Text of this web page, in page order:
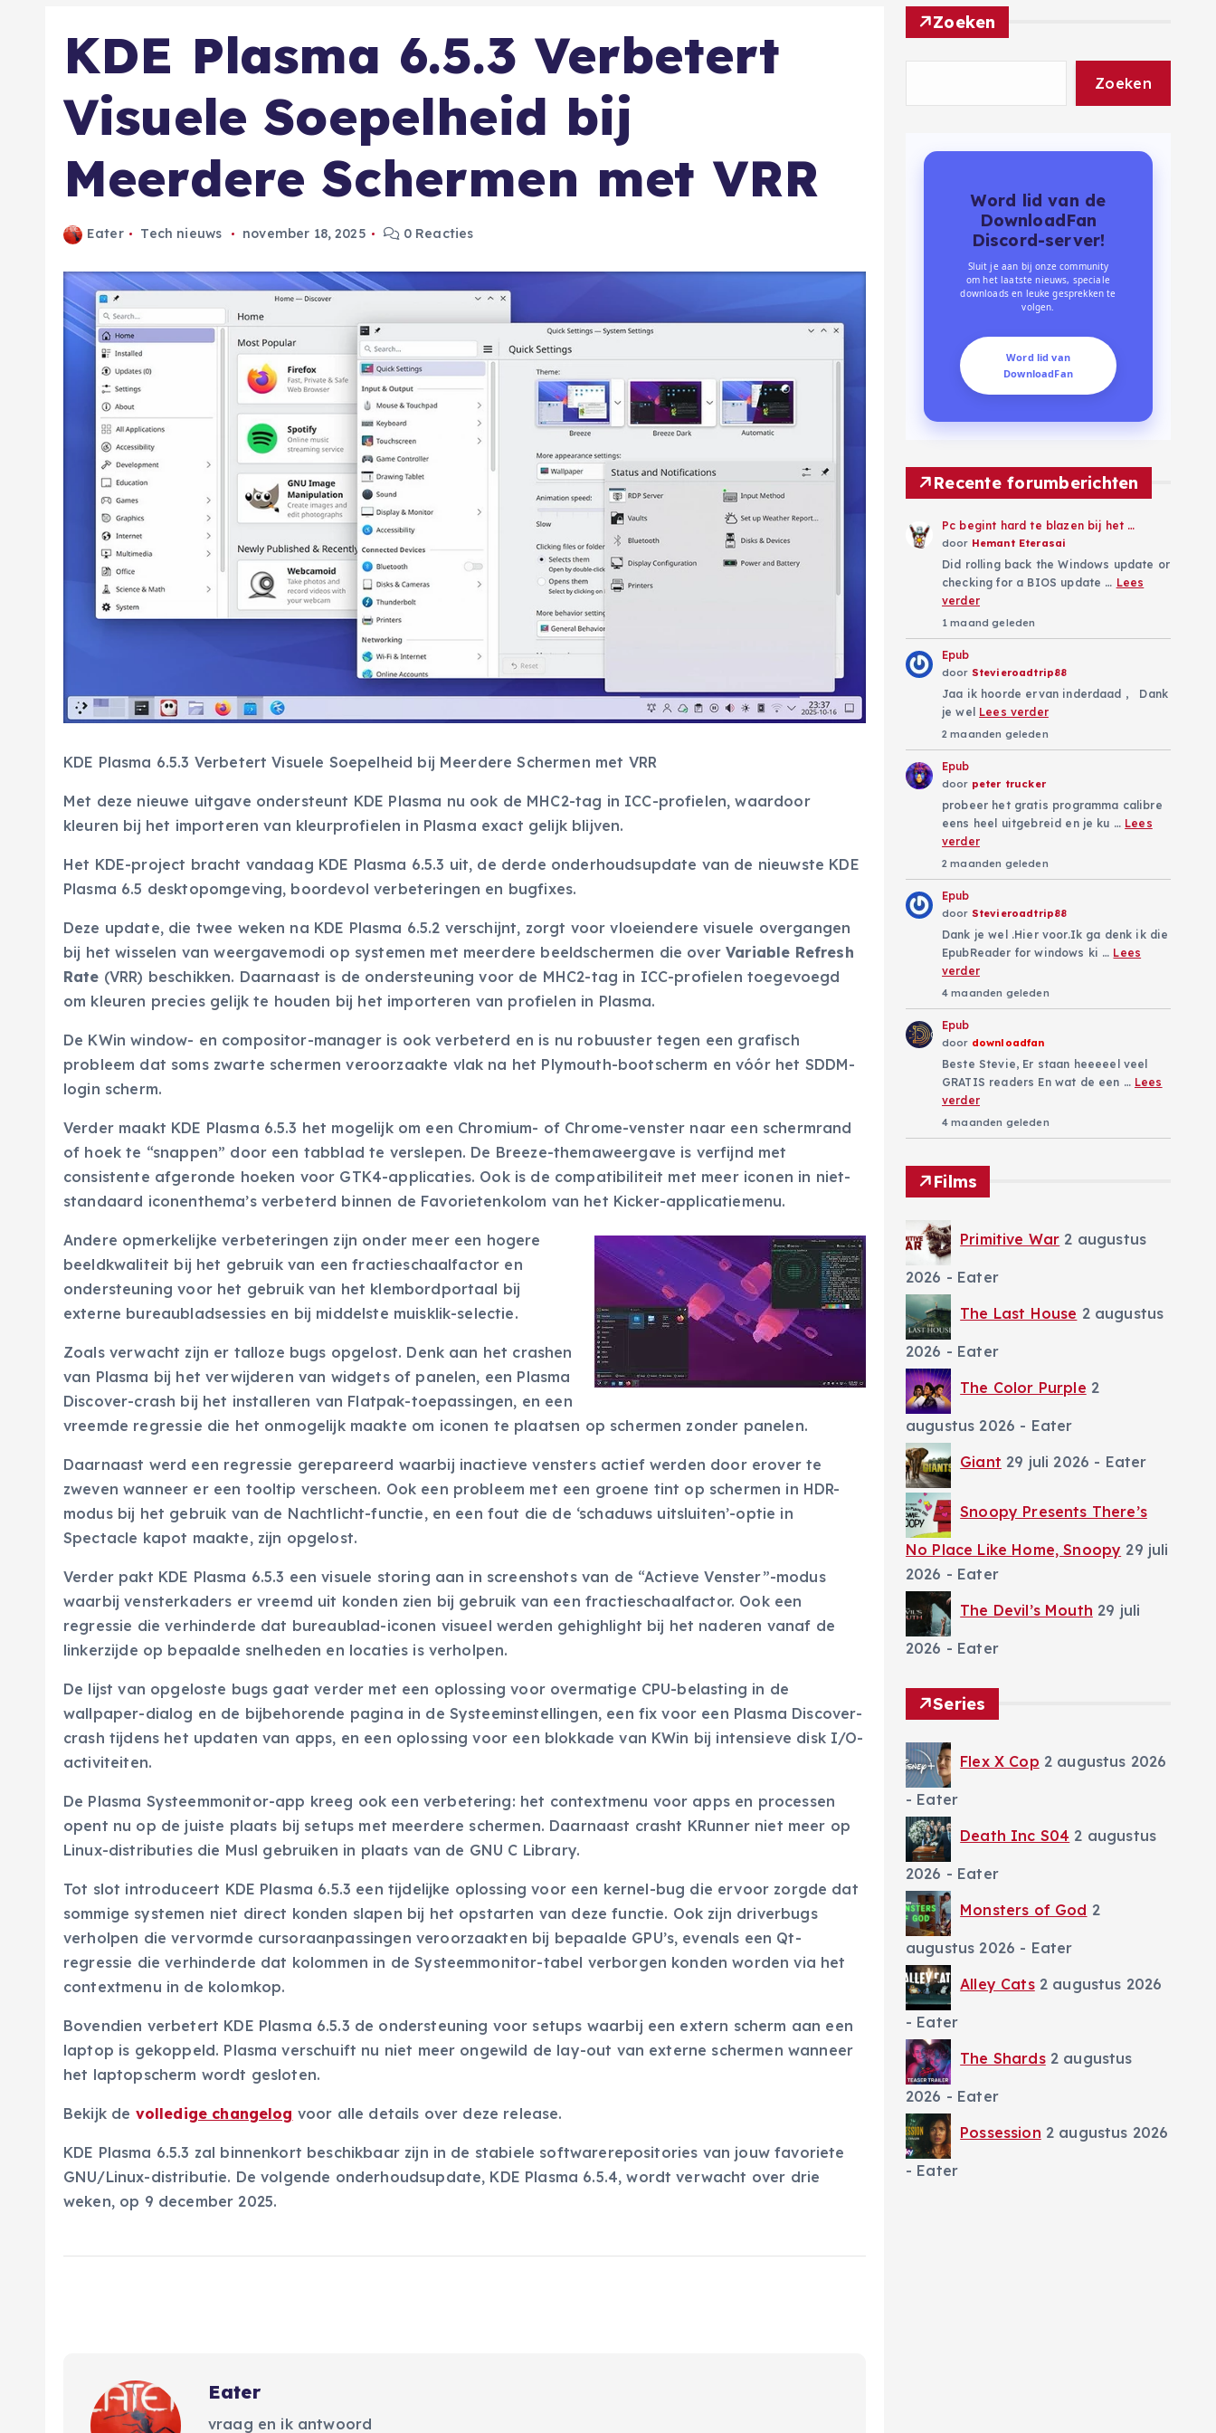
KDE Plasma 6.5.3 Verbetert
Visuele Soepelheid bij
Meerdere Schermen met VRR
Eater Tech nieuws november 18, 2025 0 Reacties
KDE Plasma 6.5.3 Verbetert Visuele Soepelheid bij Meerdere Schermen met VRR
Met deze nieuwe uitgave ondersteunt KDE Plasma nu ook de MHC2-tag in ICC-profielen, waardoor
kleuren bij het importeren van kleurprofielen in Plasma exact gelijk blijven.
Het KDE-project bracht vandaag KDE Plasma 6.5.3 uit, de derde onderhoudsupdate van de nieuwste KDE
Plasma 6.5 desktopomgeving, boordevol verbeteringen en bugfixes.
Deze update, die twee weken na KDE Plasma 6.5.2 verschijnt, zorgt voor vloeiendere visuele overgangen
bij het wisselen van weergavemodi op systemen met meerdere beeldschermen die overVariable Refresh
Rate (VRR) beschikken. Daarnaast is de ondersteuning voor de MHC2-tag in ICC-profielen toegevoegd
om kleuren precies gelijk te houden bij het importeren van profielen in Plasma.
De KWin window- en compositor-manager is ook verbeterd en is nu robuuster tegen een grafisch
probleem dat soms zwarte schermen veroorzaakte vlak na het Plymouth-bootscherm en vóór het SDDM-
login scherm.
Verder maakt KDE Plasma 6.5.3 het mogelijk om een Chromium- of Chrome-venster naar een schermrand
of hoek te “snappen” door een tabblad te verslepen. De Breeze-themaweergave is verfijnd met
consistente afgeronde hoeken voor GTK4-applicaties. Ook is de compatibiliteit met meer iconen in niet-
standaard iconenthema’s verbeterd binnen de Favorietenkolom van het Kicker-applicatiemenu.
Andere opmerkelijke verbeteringen zijn onder meer een hogere
beeldkwaliteit bij het gebruik van een fractieschaalfactor en
ondersteuning voor het gebruik van het klembordportaal bij
externe bureaubladsessies en bij middelste muisklik-selectie.
Zoals verwacht zijn er talloze bugs opgelost. Denk aan het crashen
van Plasma bij het verwijderen van widgets of panelen, een Plasma
Discover-crash bij het installeren van Flatpak-toepassingen, en een
vreemde regressie die het onmogelijk maakte om iconen te plaatsen op schermen zonder panelen.
Daarnaast werd een regressie gerepareerd waarbij inactieve vensters actief werden door erover te
zweven wanneer er een tooltip verscheen. Ook een probleem met een groene tint op schermen in HDR-
modus bij het gebruik van de Nachtlicht-functie, en een fout die de ‘schaduws uitsluiten’-optie in
Spectacle kapot maakte, zijn opgelost.
Verder pakt KDE Plasma 6.5.3 een visuele storing aan in screenshots van de “Actieve Venster”-modus
waarbij vensterkaders er vreemd uit konden zien bij gebruik van een fractieschaalfactor. Ook een
regressie die verhinderde dat bureaublad-iconen visueel werden gehighlight bij het naderen vanaf de
linkerzijde op bepaalde snelheden en locaties is verholpen.
De lijst van opgeloste bugs gaat verder met een oplossing voor overmatige CPU-belasting in de
wallpaper-dialog en de bijbehorende pagina in de Systeeminstellingen, een fix voor een Plasma Discover-
crash tijdens het updaten van apps, en een oplossing voor een blokkade van KWin bij intensieve disk I/O-
activiteiten.
De Plasma Systeemmonitor-app kreeg ook een verbetering: het contextmenu voor apps en processen
opent nu op de juiste plaats bij setups met meerdere schermen. Daarnaast crasht KRunner niet meer op
Linux-distributies die Musl gebruiken in plaats van de GNU C Library.
Tot slot introduceert KDE Plasma 6.5.3 een tijdelijke oplossing voor een kernel-bug die ervoor zorgde dat
sommige systemen niet direct konden slapen bij het opstarten van deze functie. Ook zijn driverbugs
verholpen die vervormde cursoraanpassingen veroorzaakten bij bepaalde GPU’s, evenals een Qt-
regressie die verhinderde dat kolommen in de Systeemmonitor-tabel verborgen konden worden via het
contextmenu in de kolomkop.
Bovendien verbetert KDE Plasma 6.5.3 de ondersteuning voor setups waarbij een extern scherm aan een
laptop is gekoppeld. Plasma verschuift nu niet meer ongewild de lay-out van externe schermen wanneer
het laptopscherm wordt gesloten.
Bekijk de volledige changelog voor alle details over deze release.
KDE Plasma 6.5.3 zal binnenkort beschikbaar zijn in de stabiele softwarerepositories van jouw favoriete
GNU/Linux-distributie. De volgende onderhoudsupdate, KDE Plasma 6.5.4, wordt verwacht over drie
weken, op 9 december 2025.
Eater
vraag en ik antwoord
Zoeken
Zoeken
Word lid van de
DownloadFan
Discord-server!
Sluit je aan bij onze community
om het laatste nieuws, speciale
downloads en leuke gesprekken te
volgen.
Word lid van
DownloadFan
Recente forumberichten
Pc begint hard te blazen bij het …
door Hemant Eterasai
Did rolling back the Windows update or
checking for a BIOS update … Lees
verder
1 maand geleden
Epub
door Stevieroadtrip88
Jaa ik hoorde ervan inderdaad , Dank
je wel Lees verder
2 maanden geleden
Epub
door peter trucker
probeer het gratis programma calibre
eens heel uitgebreid en je ku … Lees
verder
2 maanden geleden
Epub
door Stevieroadtrip88
Dank je wel .Hier voor.Ik ga denk ik die
EpubReader for windows ki … Lees
verder
4 maanden geleden
Epub
door downloadfan
Beste Stevie, Er staan heeeeel veel
GRATIS readers En wat de een … Lees
verder
4 maanden geleden
Films
Primitive War 2 augustus
2026 - Eater
The Last House 2 augustus
2026 - Eater
The Color Purple 2
augustus 2026 - Eater
Giant 29 juli 2026 - Eater
Snoopy Presents There’s
No Place Like Home, Snoopy 29 juli
2026 - Eater
The Devil’s Mouth 29 juli
2026 - Eater
Series
Flex X Cop 2 augustus 2026
- Eater
Death Inc S04 2 augustus
2026 - Eater
Monsters of God 2
augustus 2026 - Eater
Alley Cats 2 augustus 2026
- Eater
The Shards 2 augustus
2026 - Eater
Possession 2 augustus 2026
- Eater